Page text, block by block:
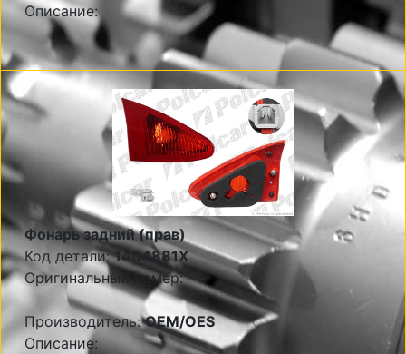
Описание:
Фонарь задний (прав)
Код детали:1404881X
Оригинальный номер:
Производитель:OEM/OES
Описание: